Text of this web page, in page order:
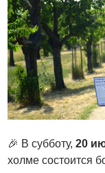
🎉 В субботу,20
холме состоится